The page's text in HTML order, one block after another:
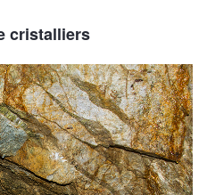
cristalliers